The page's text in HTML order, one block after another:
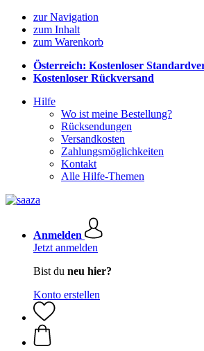
zur Navigation
zum Inhalt
zum Warenkorb
Österreich: Kostenloser
Kostenloser Rückversand
Hilfe
Wo ist meine Bestellung?
Rücksendungen
Versandkosten
Zahlungsmöglichkeiten
Kontakt
Alle Hilfe-Themen
Anmelden
Jetzt anmelden
Bist du neu hier?
Konto erstellen